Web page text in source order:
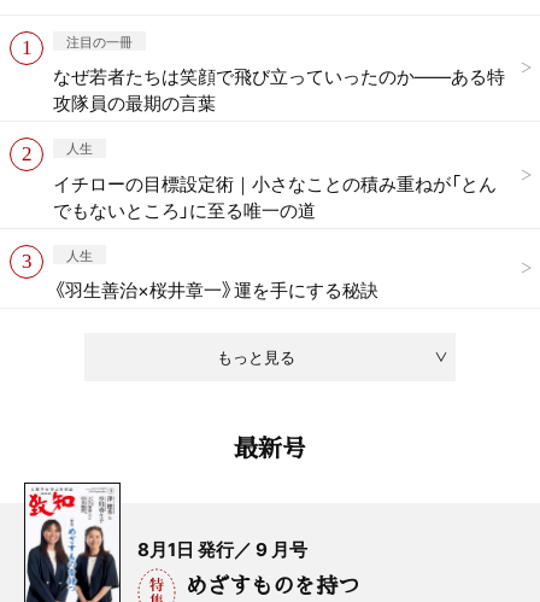
もっと見る
注目の一冊
なぜ若者たちは笑顔で飛び立っていったのか——ある特
攻隊員の最期の言葉
人生
イチローの目標設定術｜小さなことの積み重ねが「とん
でもないところ」に至る唯一の道
人生
《羽生善治×桜井章一》運を手にする秘訣
最新号
8月1日 発行／ 9 月号
めざすものを持つ